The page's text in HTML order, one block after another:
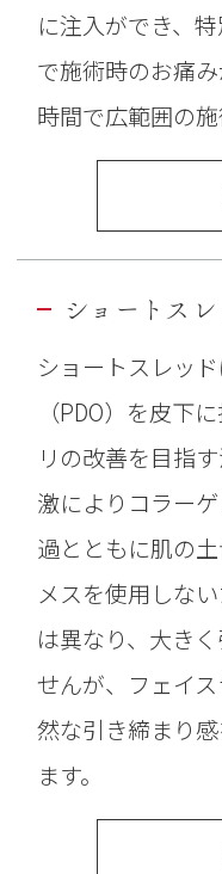
に注入ができ、
で施術時のお痛
時間で広範囲の施
ショートスレ
ショートスレッ
（PDO）を皮下
リの改善を目指
激によりコラー
過とともに肌の土
メスを使用しな
は異なり、大き
せんが、フェイ
然な引き締まり
ます。